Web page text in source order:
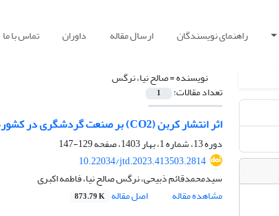
راهنمای نویسندگان ارسال مقاله داوران تماس با ما
نویسنده =صالح نیا، نرگس
تعداد مقالات: 1
اثر انتشار کربن (CO2) بر صنعت گردشگری در کشورهای منتخب
دوره 13، شماره 1، بهار 1403، صفحه
129-147
10.22034/jtd.2023.413503.2814
سیدمحمدقائم ذبیحی، نرگس صالح نیا، فاطمه اکبری
مشاهده مقاله
اصل مقاله 873.79 K